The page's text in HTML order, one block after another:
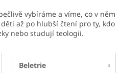
vybíráme a víme, co v něm
až po hlubší čtení pro ty, kdo
nebo studují teologii.
Beletrie